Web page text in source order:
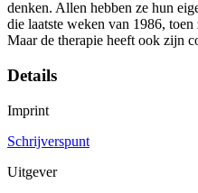
denken. Allen hebben ze hun
die laatste weken van 1986,
Maar de therapie heeft ook zijn
Details
Imprint
Schrijverspunt
Uitgever